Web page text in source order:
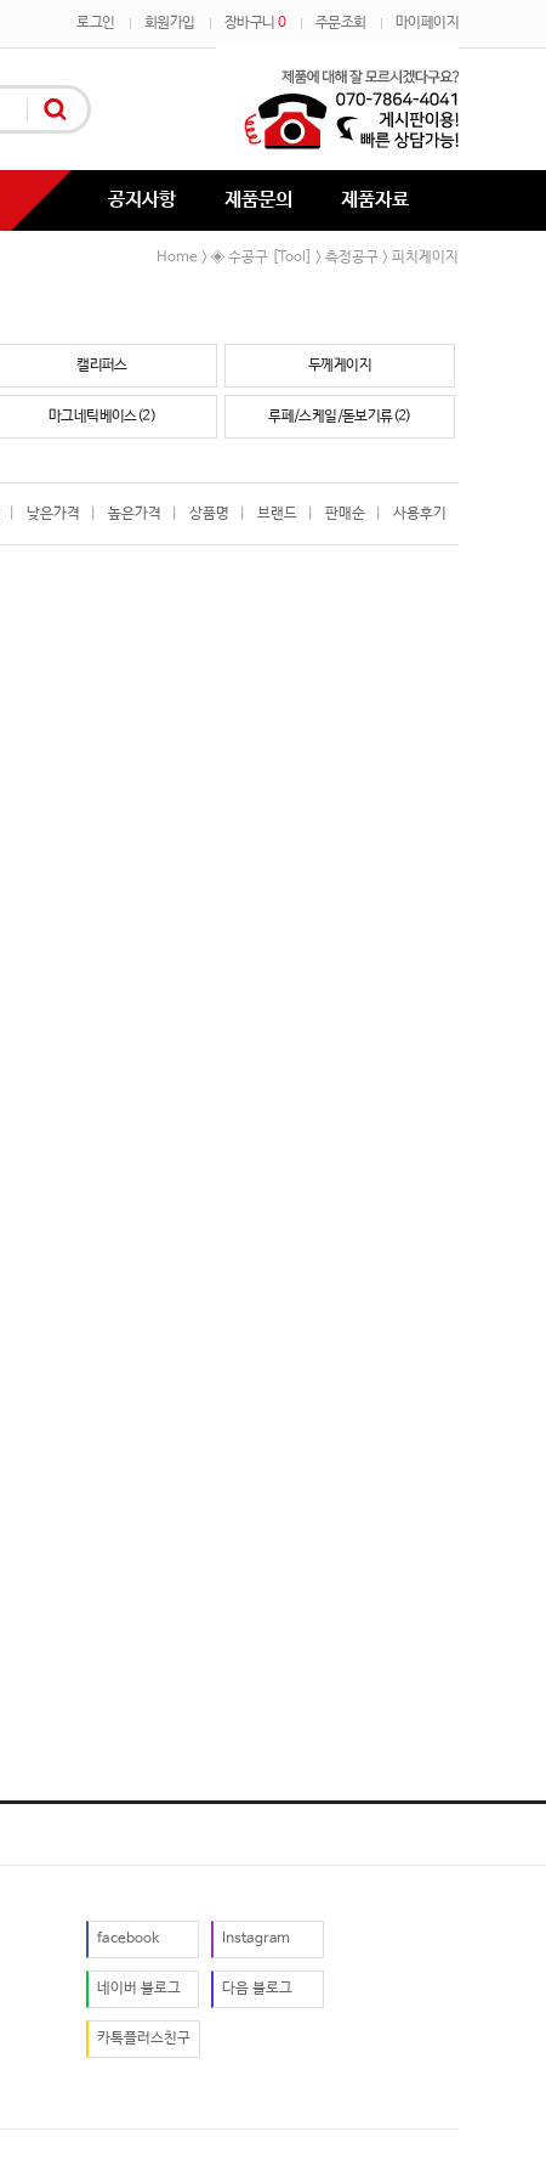
로그인 회원가입 장바구니 0 주문조회 마이페이지
공지사항 제품문의 제품자료
Home > ◈ 수공구 [Tool] > 측정공구 > 피치게이지
캘리퍼스 두께게이지
마그네틱베이스(2) 루페/스케일/돋보기류(2)
낮은가격 높은가격 상품명 브랜드 판매순 사용후기
facebook Instagram
네이버 블로그 다음 블로그
카톡플러스친구